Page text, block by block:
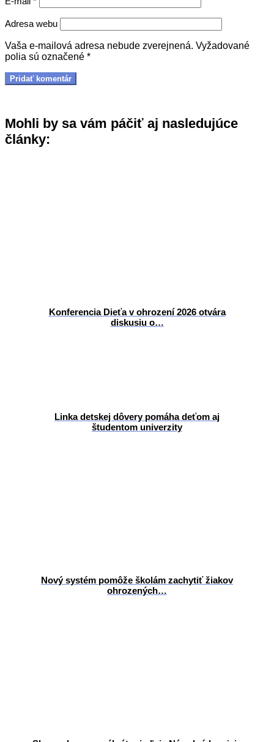
Adresa webu
Vaša e-mailová adresa nebude zverejnená. Vyžadované
polia sú označené *
Mohli by sa vám páčiť aj nasledujúce
články:
Konferencia Dieťa v ohrození 2026 otvára
diskusiu o…
Linka detskej dôvery pomáha deťom aj
študentom univerzity
Nový systém pomôže školám zachytiť žiakov
ohrozených…